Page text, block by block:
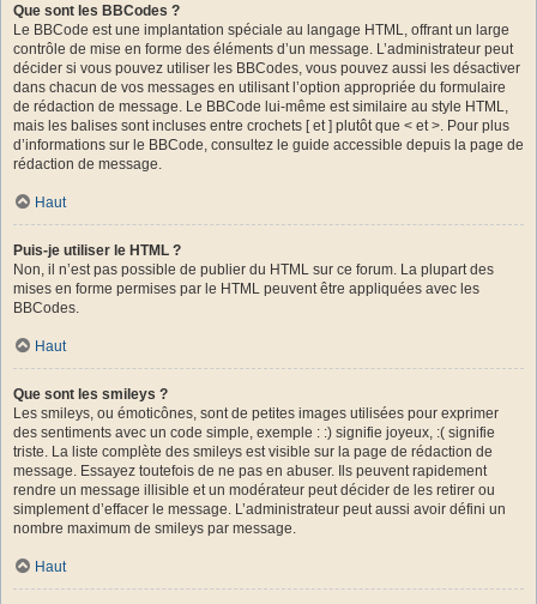
Que sont les BBCodes ?
Le BBCode est une implantation spéciale au langage HTML, offrant un large
contrôle de mise en forme des éléments d’un message. L’administrateur peut
décider si vous pouvez utiliser les BBCodes, vous pouvez aussi les désactiver
dans chacun de vos messages en utilisant l’option appropriée du formulaire
de rédaction de message. Le BBCode lui-même est similaire au style HTML,
mais les balises sont incluses entre crochets [ et ] plutôt que < et >. Pour plus
d’informations sur le BBCode, consultez le guide accessible depuis la page de
rédaction de message.
Haut
Puis-je utiliser le HTML ?
Non, il n’est pas possible de publier du HTML sur ce forum. La plupart des
mises en forme permises par le HTML peuvent être appliquées avec les
BBCodes.
Haut
Que sont les smileys ?
Les smileys, ou émoticônes, sont de petites images utilisées pour exprimer
des sentiments avec un code simple, exemple : :) signifie joyeux, :( signifie
triste. La liste complète des smileys est visible sur la page de rédaction de
message. Essayez toutefois de ne pas en abuser. Ils peuvent rapidement
rendre un message illisible et un modérateur peut décider de les retirer ou
simplement d’effacer le message. L’administrateur peut aussi avoir défini un
nombre maximum de smileys par message.
Haut